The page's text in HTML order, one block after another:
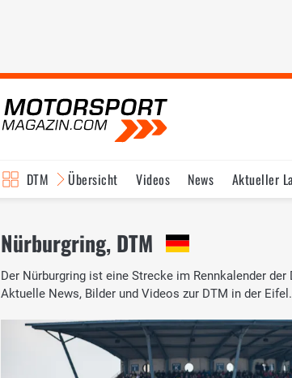
DTM Übersicht Videos News Aktueller
Nürburgring, DTM
Der Nürburgring ist eine Strecke im Rennkalender
Aktuelle News, Bilder und Videos zur DTM in der Eifel.